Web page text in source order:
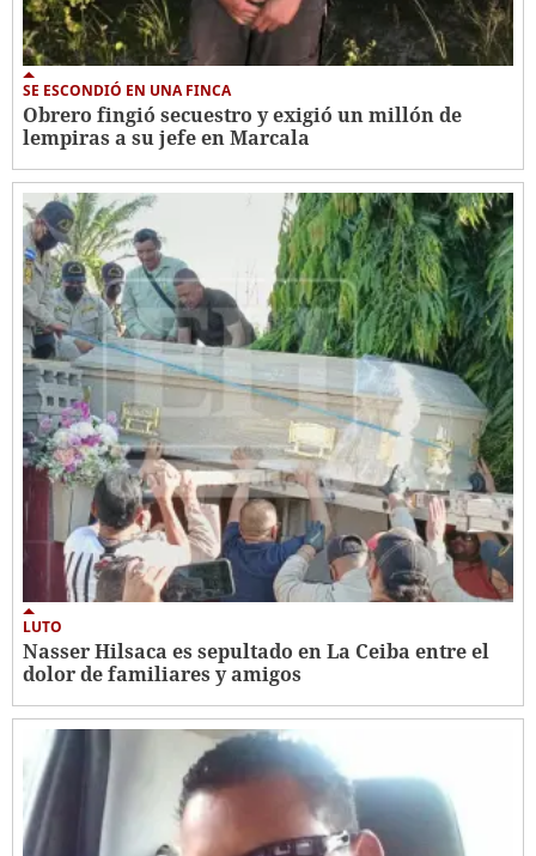
SE ESCONDIÓ EN UNA FINCA
Obrero fingió secuestro y exigió un millón de
lempiras a su jefe en Marcala
LUTO
Nasser Hilsaca es sepultado en La Ceiba entre el
dolor de familiares y amigos